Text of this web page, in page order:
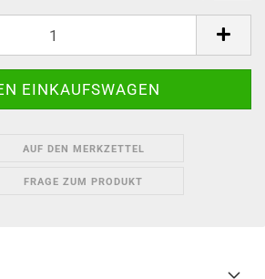
AUF DEN MERKZETTEL
FRAGE ZUM PRODUKT